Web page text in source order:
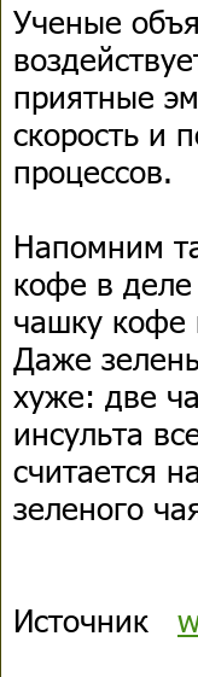
Ученые
приятные
скорость и
процессов.
Напомним
кофе в
чашку кофе
Даже
хуже: две
инсульта
считается
зеленого
Источник